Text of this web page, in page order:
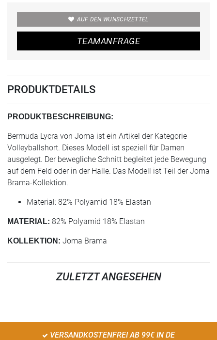
AUF DEN WUNSCHZETTEL
TEAMANFRAGE
PRODUKTDETAILS
PRODUKTBESCHREIBUNG:
Bermuda Lycra von Joma ist ein Artikel der Kategorie
Volleyballshort. Dieses Modell ist speziell für Damen
ausgelegt. Der bewegliche Schnitt begleitet jede Bewegung
auf dem Feld oder in der Halle. Das Modell ist Teil der Joma
Brama-Kollektion.
Material: 82% Polyamid 18% Elastan
MATERIAL: 82% Polyamid 18% Elastan
KOLLEKTION: Joma Brama
ZULETZT ANGESEHEN
VERSANDKOSTENFREI AB 99€ IN DE